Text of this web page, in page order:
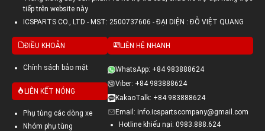
tiếp trên website này
ICSPARTS CO., LTD - MST: 2500737606 - ĐẠI DIỆN : ĐỖ VIỆT QUANG
ĐIỀU KHOẢN
Chính sách bảo mật
LIÊN KẾT NÓNG
Phụ tùng các dòng xe
Nhóm phụ tùng
LIÊN HỆ NHANH
WhatsApp: +84 983888624
Viber: +84 983888624
KakaoTalk: +84 983888624
Email: info.icspartscompany@gmail.com
Hotline khiếu nại: 0983.888.624